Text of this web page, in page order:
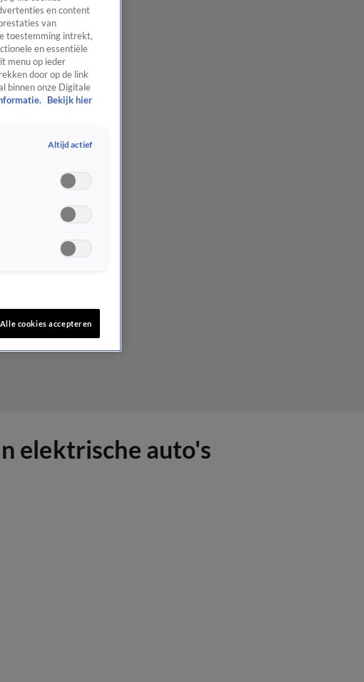
elektrische auto's
en content
van
toestemming intrekt,
en essentiële
menu op ieder
door op de link
binnen onze Digitale
Bekijk hier
Altijd actief
Alle cookies accepteren